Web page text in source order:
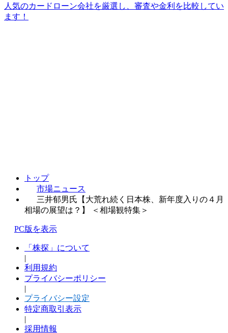
人気のカードローン会社を厳選し、審査や金利を比較してい
ます！
トップ
市場ニュース
三井郁男氏【大荒れ続く日本株、新年度入りの４月
相場の展望は？】 ＜相場観特集＞
PC版を表示
「株探」について
|
利用規約
プライバシーポリシー
|
プライバシー設定
特定商取引表示
|
採用情報